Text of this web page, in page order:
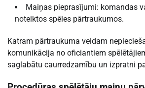
Maiņas pieprasījumi: komandas
noteiktos spēles pārtraukumos.
Katram pārtraukuma veidam
komunikācija no oficiantiem
saglabātu caurredzamību un izpratni